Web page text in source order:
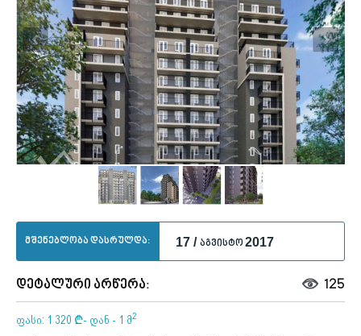
მშენებლობა დასრულდა: 17 / აგვისტო 2017
დეტალური არწერა: 125
ფასი: 1 320 ¢- დან - 1 მ2